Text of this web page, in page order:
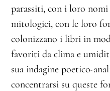
parassiti, con i loro nomi
mitologici, con le loro
colonizzano i libri in
favoriti da clima e
sua indagine poetico-
concentrarsi su queste